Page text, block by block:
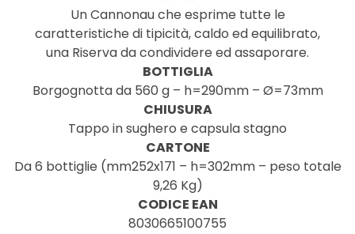
Un Cannonau che esprime tutte le
caratteristiche di tipicità, caldo ed equilibrato,
una Riserva da condividere ed assaporare.
BOTTIGLIA
Borgognotta da 560 g – h=290mm – Ø=73mm
CHIUSURA
Tappo in sughero e capsula stagno
CARTONE
Da 6 bottiglie (mm252x171 – h=302mm – peso totale
9,26 Kg)
CODICE EAN
8030665100755